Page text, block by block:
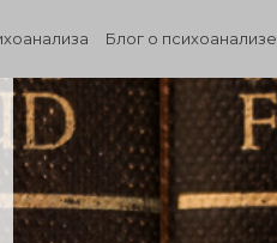
Блог о психоанализе